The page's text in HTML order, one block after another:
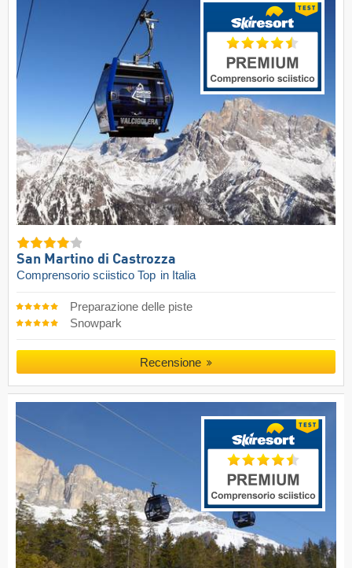
San Martino di Castrozza
Comprensorio sciistico Top in Italia
Preparazione delle piste
Snowpark
Recensione